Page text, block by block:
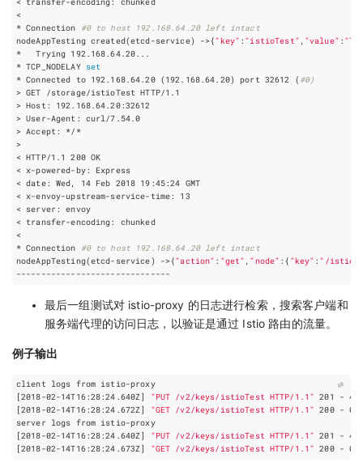
* Connection
#0 to host 192.168.64.20 left intact
nodeAppTesting created(etcd-service) ->{"key" : "istioTest" , "value" :
* TCP_NODELAY set
* Connected to 192.168.64.20 (192.168.64.20) port 32612 (#0)
> Accept: */*
< HTTP/1.1 200
< date: Wed,
14 Feb 2018
< x-envoy-upstream-service-time: 13
< server: envoy
* Connection
#0 to host 192.168.64.20 left intact
nodeAppTesting(etcd-service) ->{"action" : "get" , "node" : { "key" : "/
最后一组测试对 istio-proxy 的日志进行检索，搜索客户端和
服务端代理的访问日志，以验证是通过 Istio 路由的流量。
例子输出
client logs from istio-proxy
[2018-02-14T16:28:24.640Z] "PUT /v2/keys/istioTest HTTP/1.1" 201 - 40
[2018-02-14T16:28:24.672Z] "GET /v2/keys/istioTest HTTP/1.1" 200 - 0
server logs from istio-proxy
[2018-02-14T16:28:24.640Z] "PUT /v2/keys/istioTest HTTP/1.1" 201 - 40
[2018-02-14T16:28:24.673Z] "GET /v2/keys/istioTest HTTP/1.1" 200 - 0